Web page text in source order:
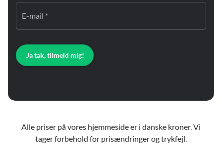
E-mail *
Ja tak, tilmeld mig!
Alle priser på vores hjemmeside er i danske kroner. Vi
tager forbehold for prisændringer og trykfejl.